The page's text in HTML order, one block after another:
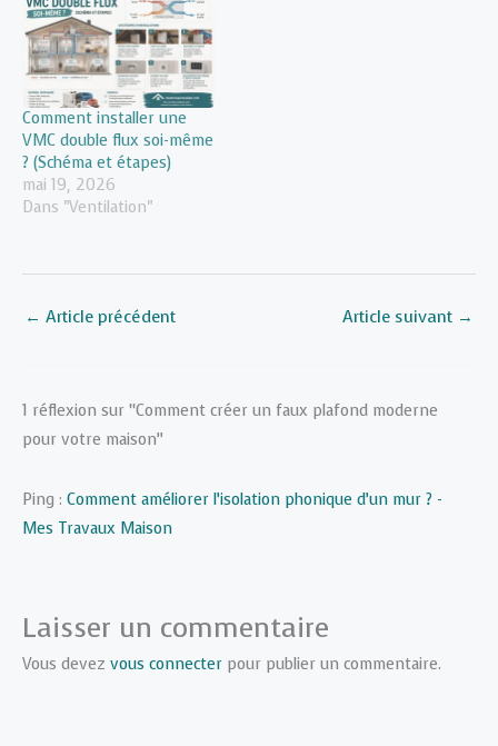
Comment installer une
VMC double flux soi-même
? (Schéma et étapes)
mai 19, 2026
Dans "Ventilation"
← Article précédent Article suivant →
1 réflexion sur “Comment créer un faux plafond moderne
pour votre maison”
Ping : Comment améliorer l’isolation phonique d’un mur ? -
Mes Travaux Maison
Laisser un commentaire
Vous devez vous connecter pour publier un commentaire.